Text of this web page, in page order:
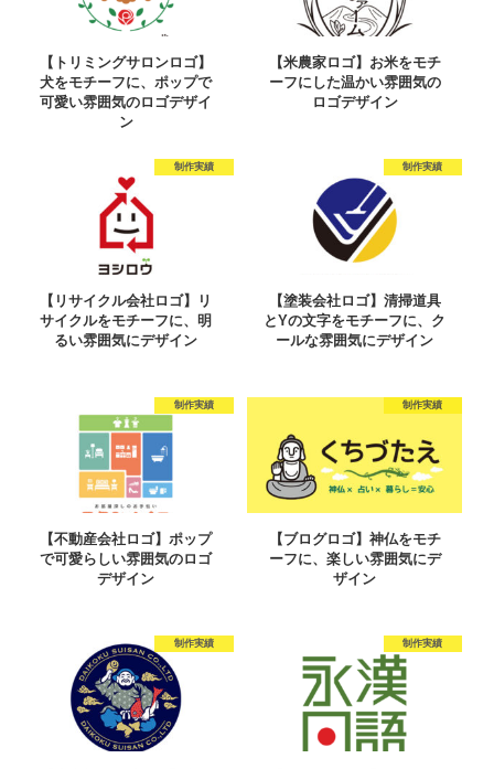
【トリミングサロンロゴ】
犬をモチーフに、ポップで
可愛い雰囲気のロゴデザイ
ン
【米農家ロゴ】お米をモチ
ーフにした温かい雰囲気の
ロゴデザイン
制作実績
【リサイクル会社ロゴ】リ
サイクルをモチーフに、明
るい雰囲気にデザイン
制作実績
【塗装会社ロゴ】清掃道具
とYの文字をモチーフに、ク
ールな雰囲気にデザイン
制作実績
【不動産会社ロゴ】ポップ
で可愛らしい雰囲気のロゴ
デザイン
制作実績
【ブログロゴ】神仏をモチ
ーフに、楽しい雰囲気にデ
ザイン
制作実績 制作実績